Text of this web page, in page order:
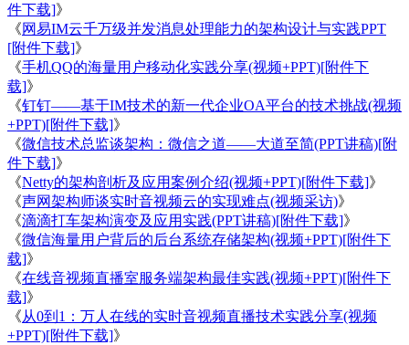
件下载]》
《网易IM云千万级并发消息处理能力的架构设计与实践PPT
[附件下载]》
《手机QQ的海量用户移动化实践分享(视频+PPT)[附件下
载]》
《钉钉——基于IM技术的新一代企业OA平台的技术挑战(视频
+PPT)[附件下载]》
《微信技术总监谈架构：微信之道——大道至简(PPT讲稿)[附
件下载]》
《Netty的架构剖析及应用案例介绍(视频+PPT)[附件下载]》
《声网架构师谈实时音视频云的实现难点(视频采访)》
《滴滴打车架构演变及应用实践(PPT讲稿)[附件下载]》
《微信海量用户背后的后台系统存储架构(视频+PPT)[附件下
载]》
《在线音视频直播室服务端架构最佳实践(视频+PPT)[附件下
载]》
《从0到1：万人在线的实时音视频直播技术实践分享(视频
+PPT)[附件下载]》